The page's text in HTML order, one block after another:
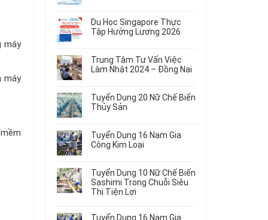
máy
máy
có
bình
luận
Đơn
Hàng
Nữ
Nhật
Mới
Nhất
Du Học Singapore Thực
Tập Hưởng Lương 2026
có
bình
luận
Du
Học
Singapore
Tập
Hưởng
Lương
Trung Tâm Tư Vấn Việc
Làm Nhật 2024 – Đồng Nai
có
bình
luận
Trung
Tâm
Tư
Việc
Làm
Nhật
2024
Đồng
Tuyển Dụng 20 Nữ Chế Biến
Thủy Sản
có
bình
luận
Tuyển
Dụng
20
Nữ
Biến
Tuyển Dụng 16 Nam Gia
Công Kim Loại
có
bình
luận
ở
Dụng
Tuyển Dụng 10 Nữ Chế Biến
Sashimi Trong Chuỗi Siêu
Thị Tiện Lợi
có
Tuyển Dụng 16 Nam Gia